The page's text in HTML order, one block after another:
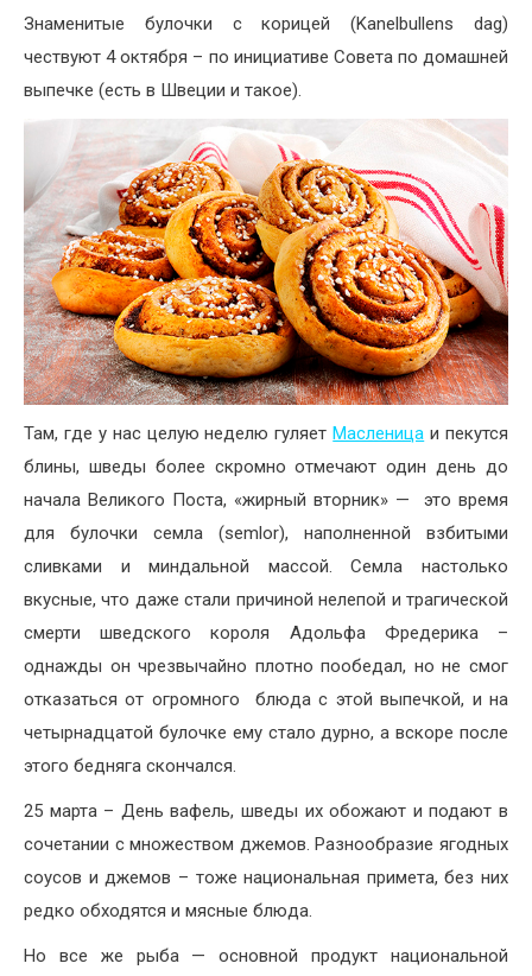
Знаменитые булочки с корицей (Kanelbullens dag)
чествуют 4 октября – по инициативе Совета по домашней
выпечке (есть в Швеции и такое).
Там, где у нас целую неделю гуляетМасленица и пекутся
блины, шведы более скромно отмечают один день до
начала Великого Поста, «жирный вторник» — это время
для булочки семла (semlor), наполненной взбитыми
сливками и миндальной массой. Семла настолько
вкусные, что даже стали причиной нелепой и трагической
смерти шведского короля Адольфа Фредерика –
однажды он чрезвычайно плотно пообедал, но не смог
отказаться от огромного блюда с этой выпечкой, и на
четырнадцатой булочке ему стало дурно, а вскоре после
этого бедняга скончался.
25 марта – День вафель, шведы их обожают и подают в
сочетании с множеством джемов. Разнообразие ягодных
соусов и джемов – тоже национальная примета, без них
редко обходятся и мясные блюда.
Но все же рыба — основной продукт национальной